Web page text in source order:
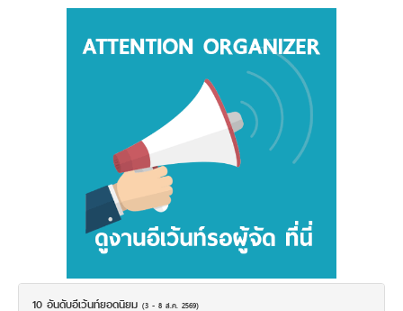
10 อันดับอีเว้นท์ยอดนิยม (3 - 8 ส.ค. 2569)